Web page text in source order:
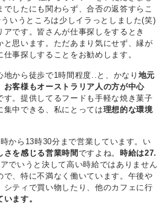
したにも関わらず、合否の返答すらこ
いうところは少しイラっとしました(笑)
です。皆さんが仕事探しをするとき
と思います。ただあまり気にせず、縁が
事探しすることをお勧めします。
から徒歩で1時間程度..と、かなり 地元
お客様もオーストラリア人の方が中心
す。提供してるフードも手軽な焼き菓子
集中できる、私にとっては理想的な環境
から13時30分まで営業しています。い
さを感じる営業時間 ですよね。 時給は27.
でいうと決して高い時給ではありません
で、特に不満なく働いています。午後や
シティで買い物したり、他のカフェに行
ます。